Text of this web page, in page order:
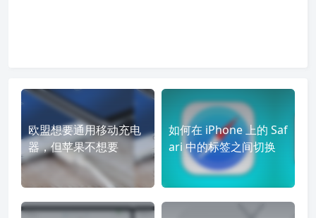
欧盟想要通用移动充电
器，但苹果不想要
如何在 iPhone 上的 Saf
ari 中的标签之间切换